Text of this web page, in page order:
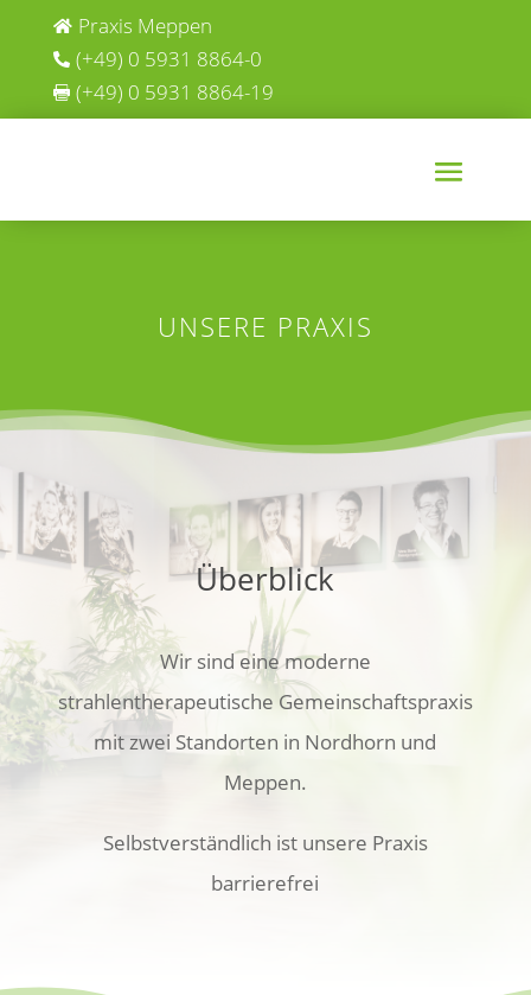
 Praxis Meppen
 (+49) 0 5931 8864-0
 (+49) 0 5931 8864-19
UNSERE PRAXIS
Überblick
Wir sind eine moderne
strahlentherapeutische Gemeinschaftspraxis
mit zwei Standorten in Nordhorn und
Meppen.
Selbstverständlich ist unsere Praxis
barrierefrei